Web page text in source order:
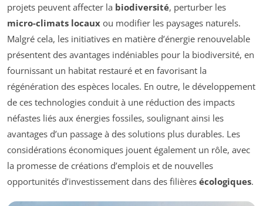
projets peuvent affecter la biodiversité, perturber les
micro-climats locaux ou modifier les paysages naturels.
Malgré cela, les initiatives en matière d’énergie renouvelable
présentent des avantages indéniables pour la biodiversité, en
fournissant un habitat restauré et en favorisant la
régénération des espèces locales. En outre, le développement
de ces technologies conduit à une réduction des impacts
néfastes liés aux énergies fossiles, soulignant ainsi les
avantages d’un passage à des solutions plus durables. Les
considérations économiques jouent également un rôle, avec
la promesse de créations d’emplois et de nouvelles
opportunités d’investissement dans des filières écologiques.